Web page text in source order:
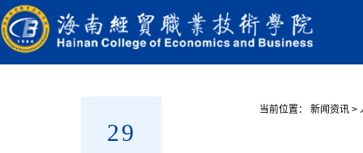
29
当前位置： 新闻资讯 >